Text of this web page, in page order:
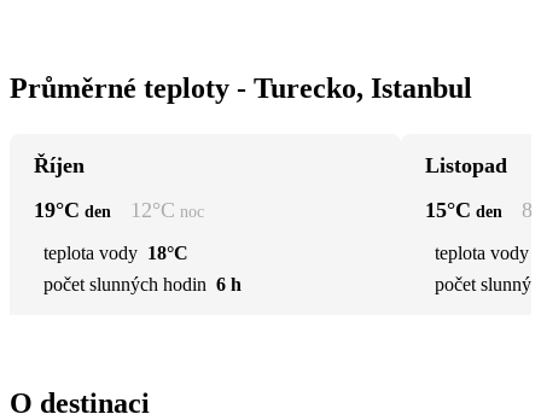
Průměrné teploty - Turecko, Istanbul
Říjen
19°C den 12°C noc
teplota vody 18°C
počet slunných hodin 6 h
Listopad
15°C den 8
teplota vody
počet
O destinaci